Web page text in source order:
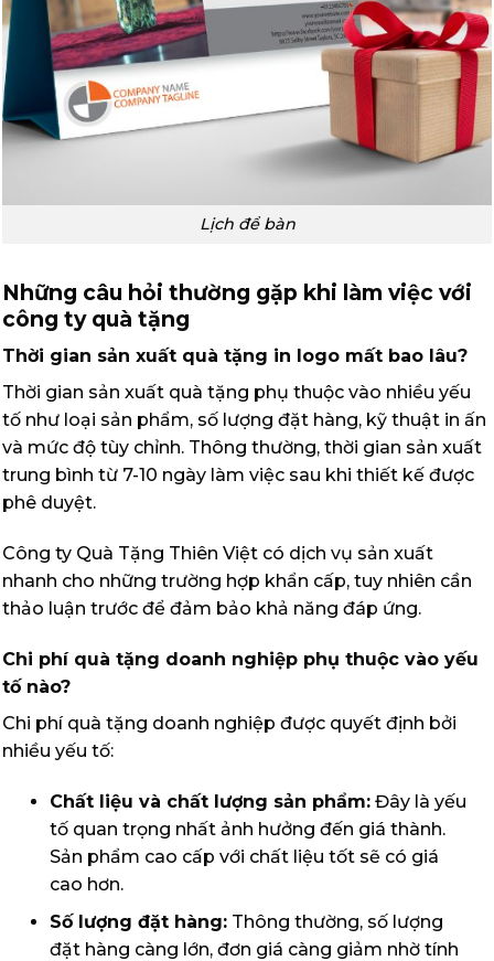
Lịch để bàn
Những câu hỏi thường gặp khi làm việc với
công ty quà tặng
Thời gian sản xuất quà tặng in logo mất bao lâu?
Thời gian sản xuất quà tặng phụ thuộc vào nhiều yếu
tố như loại sản phẩm, số lượng đặt hàng, kỹ thuật in ấn
và mức độ tùy chỉnh. Thông thường, thời gian sản xuất
trung bình từ 7-10 ngày làm việc sau khi thiết kế được
phê duyệt.
Công ty Quà Tặng Thiên Việt có dịch vụ sản xuất
nhanh cho những trường hợp khẩn cấp, tuy nhiên cần
thảo luận trước để đảm bảo khả năng đáp ứng.
Chi phí quà tặng doanh nghiệp phụ thuộc vào yếu
tố nào?
Chi phí quà tặng doanh nghiệp được quyết định bởi
nhiều yếu tố:
Chất liệu và chất lượng sản phẩm:Đây là yếu
tố quan trọng nhất ảnh hưởng đến giá thành.
Sản phẩm cao cấp với chất liệu tốt sẽ có giá
cao hơn.
Số lượng đặt hàng:Thông thường, số lượng
đặt hàng càng lớn, đơn giá càng giảm nhờ tính